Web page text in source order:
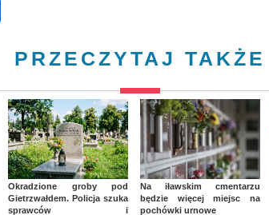
PRZECZYTAJ TAKŻE
Okradzione groby pod
Gietrzwałdem. Policja szuka
sprawców i
Na iławskim cmentarzu
będzie więcej miejsc na
pochówki urnowe